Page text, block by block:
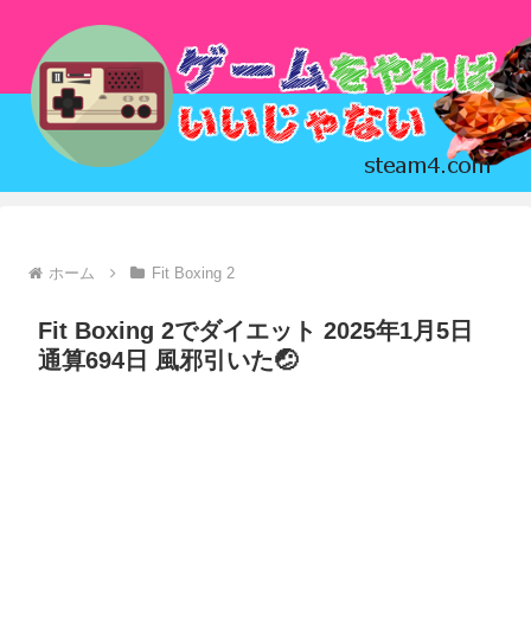
ホーム Fit Boxing 2
Fit Boxing 2でダイエット 2025年1月5日
通算694日 風邪引いた🤕